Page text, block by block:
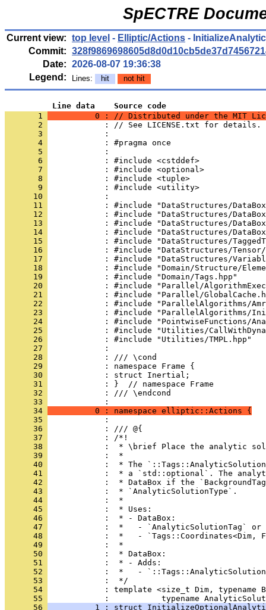
SpECTRE
Current view: top level - Elliptic/Actions -
Commit:
Date: 2026-08-07 19:36:38
Legend:
Lines: hit not hit
          Line data    Source code
       1
0 : // Distributed under the MIT
       2
            : // See LICENSE.txt for details.
       3
            :
       4
            : #pragma once
       5
            :
       6
            : #include <cstddef>
       7
            : #include <optional>
       8
            : #include <tuple>
       9
            : #include <utility>
      10
            :
      11
: #include "DataStructures/
      12
: #include "DataStructures/
      13
: #include "DataStructures/
      14
: #include "DataStructures/
      15
: #include "DataStructures/
      16
: #include "DataStructures/
      17
: #include "DataStructures/
      18
: #include "Domain/Structure/
      19
            : #include "Domain/Tags.hpp"
      20
: #include "Parallel/
      21
: #include "Parallel/
      22
: #include "ParallelAlgorithms/
      23
: #include "ParallelAlgorithms/
      24
: #include "PointwiseFunctions/
      25
: #include "Utilities/
      26
            : #include "Utilities/TMPL.hpp"
      27
            :
      28
            : /// \cond
      29
            : namespace Frame {
      30
            : struct Inertial;
      31
            : }  // namespace Frame
      32
            : /// \endcond
      33
            :
      34
          0 : namespace elliptic::Actions {
      35
            :
      36
            : /// @{
      37
            : /*!
      38
:  * \brief Place the analytic
      39
            :  *
      40
:  * The
      41
:  * a `std::optional`. The
      42
:  * DataBox if the
      43
            :  * `AnalyticSolutionType`.
      44
            :  *
      45
            :  * Uses:
      46
            :  * - DataBox:
      47
:  *   - `AnalyticSolutionTag` or
      48
:  *   - `Tags::Coordinates<Dim,
      49
            :  *
      50
            :  * DataBox:
      51
            :  * - Adds:
      52
:  *   -
      53
            :  */
      54
: template <size_t Dim, typename
      55
:           typename
      56
1 : struct